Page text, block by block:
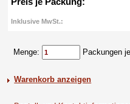
Inklusive MwSt.:
Menge: Packungen
Warenkorb anzeigen